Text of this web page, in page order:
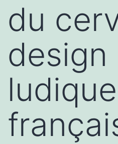
du
design
ludique